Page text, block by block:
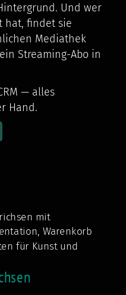
Und wer
hat, findet sie
Mediathek
Streaming-Abo in
— alles
Hand.